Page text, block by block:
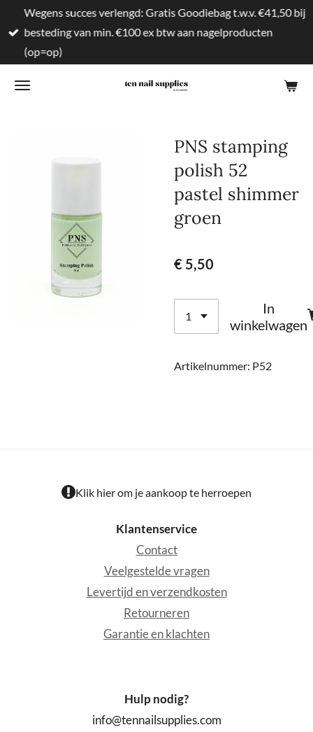
direct
naar
hoofdinhoud
Wegens succes verlengd: Gratis Goodiebag t.w.v. €41,50 bij
besteding van min. €100 ex btw aan nagelproducten
(op=op)
PNS stamping
polish 52
pastel shimmer
groen
€ 5,50
In
winkelwagen
Artikelnummer: P52
Klik hier om je aankoop te herroepen
Klantenservice
Contact
Veelgestelde vragen
Levertijd en verzendkosten
Retourneren
Garantie en klachten
Hulp nodig?
info@tennailsupplies.com